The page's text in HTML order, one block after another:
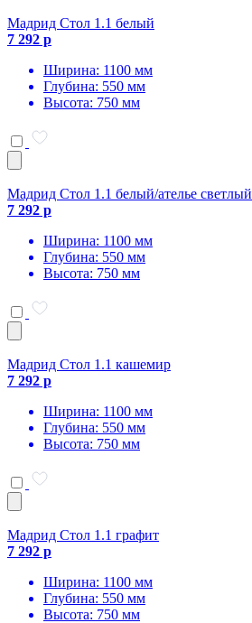
Мадрид Стол 1.1 белый
7 292 р
Ширина: 1100 мм
Глубина: 550 мм
Высота: 750 мм
Мадрид Стол 1.1 белый/ателье светлый
7 292 р
Ширина: 1100 мм
Глубина: 550 мм
Высота: 750 мм
Мадрид Стол 1.1 кашемир
7 292 р
Ширина: 1100 мм
Глубина: 550 мм
Высота: 750 мм
Мадрид Стол 1.1 графит
7 292 р
Ширина: 1100 мм
Глубина: 550 мм
Высота: 750 мм